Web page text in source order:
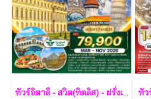
ทัวร์อิตาลี - สวิต(ทิตลิส) - ฝรั่งเศส 10 วัน -SV